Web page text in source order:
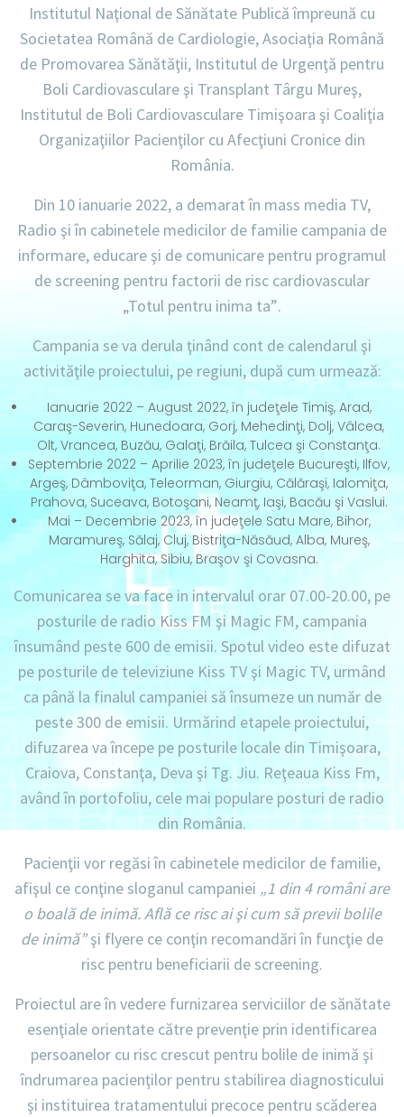
Institutul Naţional de Sănătate Publică împreună cu
Societatea Română de Cardiologie, Asociaţia Română
de Promovarea Sănătăţii, Institutul de Urgenţă pentru
Boli Cardiovasculare şi Transplant Târgu Mureş,
Institutul de Boli Cardiovasculare Timişoara şi Coaliţia
Organizaţiilor Pacienţilor cu Afecţiuni Cronice din
România.
Din 10 ianuarie 2022, a demarat în mass media TV,
Radio şi în cabinetele medicilor de familie campania de
informare, educare şi de comunicare pentru programul
de screening pentru factorii de risc cardiovascular
„Totul pentru inima ta”.
Campania se va derula ţinând cont de calendarul şi
activităţile proiectului, pe regiuni, după cum urmează:
Ianuarie 2022 – August 2022, în judeţele Timiş, Arad,
Caraş-Severin, Hunedoara, Gorj, Mehedinţi, Dolj, Vâlcea,
Olt, Vrancea, Buzău, Galaţi, Brăila, Tulcea şi Constanţa.
Septembrie 2022 – Aprilie 2023, în judeţele Bucureşti, Ilfov,
Argeş, Dâmboviţa, Teleorman, Giurgiu, Călăraşi, Ialomiţa,
Prahova, Suceava, Botoşani, Neamţ, Iaşi, Bacău şi Vaslui.
Mai – Decembrie 2023, în judeţele Satu Mare, Bihor,
Maramureş, Sălaj, Cluj, Bistriţa-Năsăud, Alba, Mureş,
Harghita, Sibiu, Braşov şi Covasna.
Comunicarea se va face in intervalul orar 07.00-20.00, pe
posturile de radio Kiss FM şi Magic FM, campania
însumând peste 600 de emisii. Spotul video este difuzat
pe posturile de televiziune Kiss TV şi Magic TV, urmând
ca până la finalul campaniei să însumeze un număr de
peste 300 de emisii. Urmărind etapele proiectului,
difuzarea va începe pe posturile locale din Timişoara,
Craiova, Constanţa, Deva şi Tg. Jiu. Reţeaua Kiss Fm,
având în portofoliu, cele mai populare posturi de radio
din România.
Pacienţii vor regăsi în cabinetele medicilor de familie,
afişul ce conţine sloganul campaniei „1 din 4 români are
o boală de inimă. Află ce risc ai şi cum să previi bolile
de inimă”şi flyere ce conţin recomandări în funcţie de
risc pentru beneficiarii de screening.
Proiectul are în vedere furnizarea serviciilor de sănătate
esenţiale orientate către prevenţie prin identificarea
persoanelor cu risc crescut pentru bolile de inimă şi
îndrumarea pacienţilor pentru stabilirea diagnosticului
şi instituirea tratamentului precoce pentru scăderea